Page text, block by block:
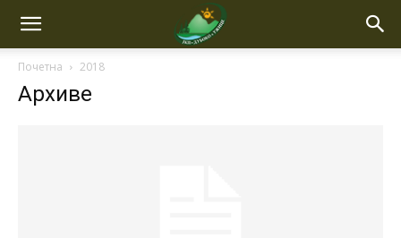
Почетна 2018
Архиве